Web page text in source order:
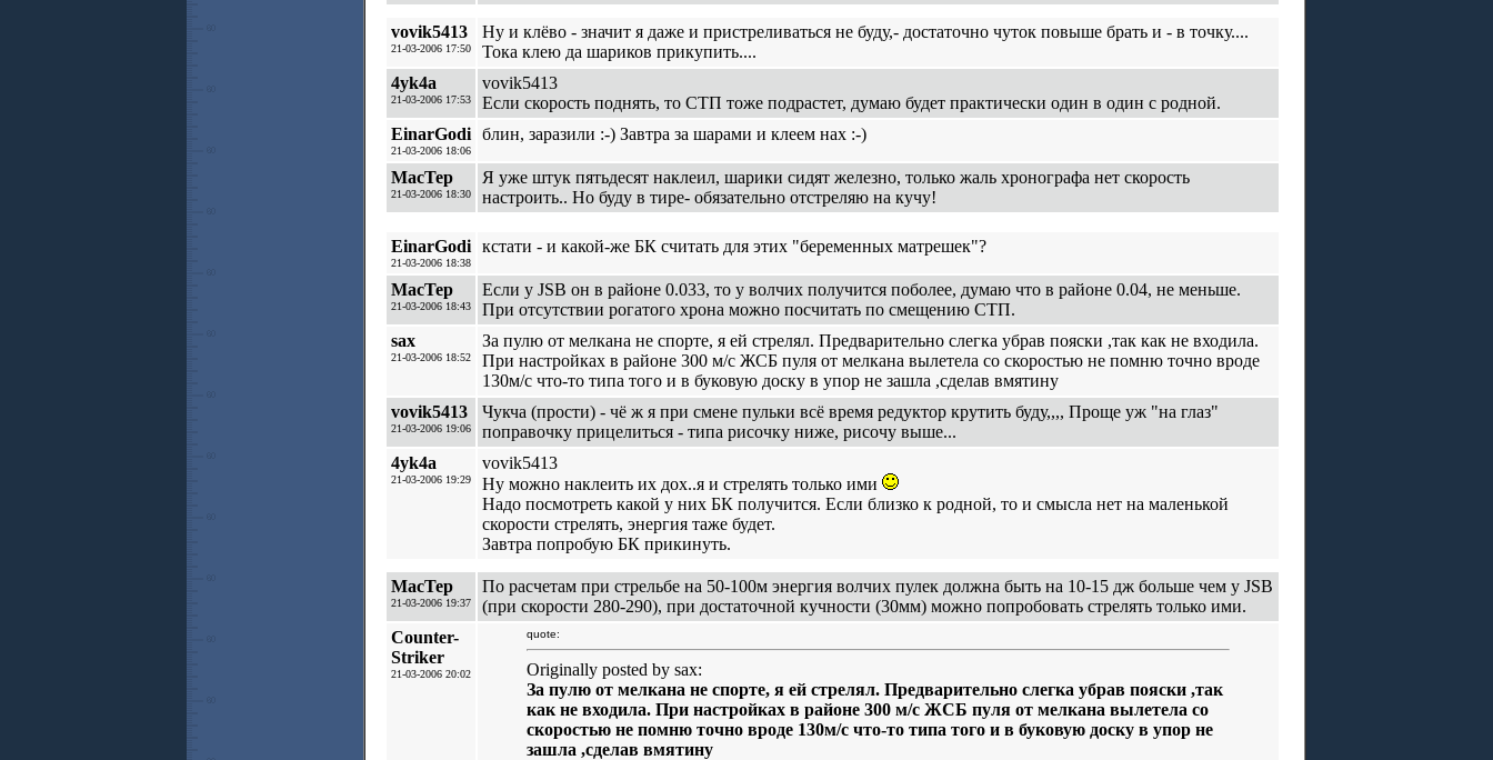
vovik5413
21-03-2006 17:50
Ну и клёво - значит я даже и пристреливаться не буду,- достаточно чуток повыше брать и - в точку....
Тока клею да шариков прикупить....
4yk4a
21-03-2006 17:53
vovik5413
Если скорость поднять, то СТП тоже подрастет, думаю будет практически один в один с родной.
EinarGodi
21-03-2006 18:06
блин, заразили :-) Завтра за шарами и клеем нах :-)
MacTep
21-03-2006 18:30
Я уже штук пятьдесят наклеил, шарики сидят железно, только жаль хронографа нет скорость
настроить.. Но буду в тире- обязательно отстреляю на кучу!
EinarGodi
21-03-2006 18:38
кстати - и какой-же БК считать для этих "беременных матрешек"?
MacTep
21-03-2006 18:43
Если у JSB он в районе 0.033, то у волчих получится поболее, думаю что в районе 0.04, не меньше.
При отсутствии рогатого хрона можно посчитать по смещению СТП.
sax
21-03-2006 18:52
За пулю от мелкана не спорте, я ей стрелял. Предварительно слегка убрав пояски ,так как не входила.
При настройках в районе 300 м/с ЖСБ пуля от мелкана вылетела со скоростью не помню точно вроде
130м/с что-то типа того и в буковую доску в упор не зашла ,сделав вмятину
vovik5413
21-03-2006 19:06
Чукча (прости) - чё ж я при смене пульки всё время редуктор крутить буду,,,, Проще уж "на глаз"
поправочку прицелиться - типа рисочку ниже, рисочу выше...
4yk4a
21-03-2006 19:29
vovik5413
Ну можно наклеить их дох..я и стрелять только ими
Надо посмотреть какой у них БК получится. Если близко к родной, то и смысла нет на маленькой
скорости стрелять, энергия таже будет.
Завтра попробую БК прикинуть.
MacTep
21-03-2006 19:37
По расчетам при стрельбе на 50-100м энергия волчих пулек должна быть на 10-15 дж больше чем у JSB
(при скорости 280-290), при достаточной кучности (30мм) можно попробовать стрелять только ими.
Counter-
Striker
21-03-2006 20:02
quote:
Originally posted by sax:
За пулю от мелкана не спорте, я ей стрелял. Предварительно слегка убрав пояски ,так
как не входила. При настройках в районе 300 м/с ЖСБ пуля от мелкана вылетела со
скоростью не помню точно вроде 130м/с что-то типа того и в буковую доску в упор не
зашла ,сделав вмятину